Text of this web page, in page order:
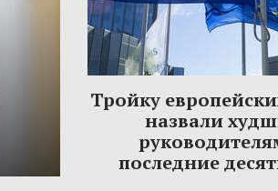
Тройку
назвали
последние